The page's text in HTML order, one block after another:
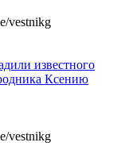
vestnikg
известного
Ксению
vestnikg